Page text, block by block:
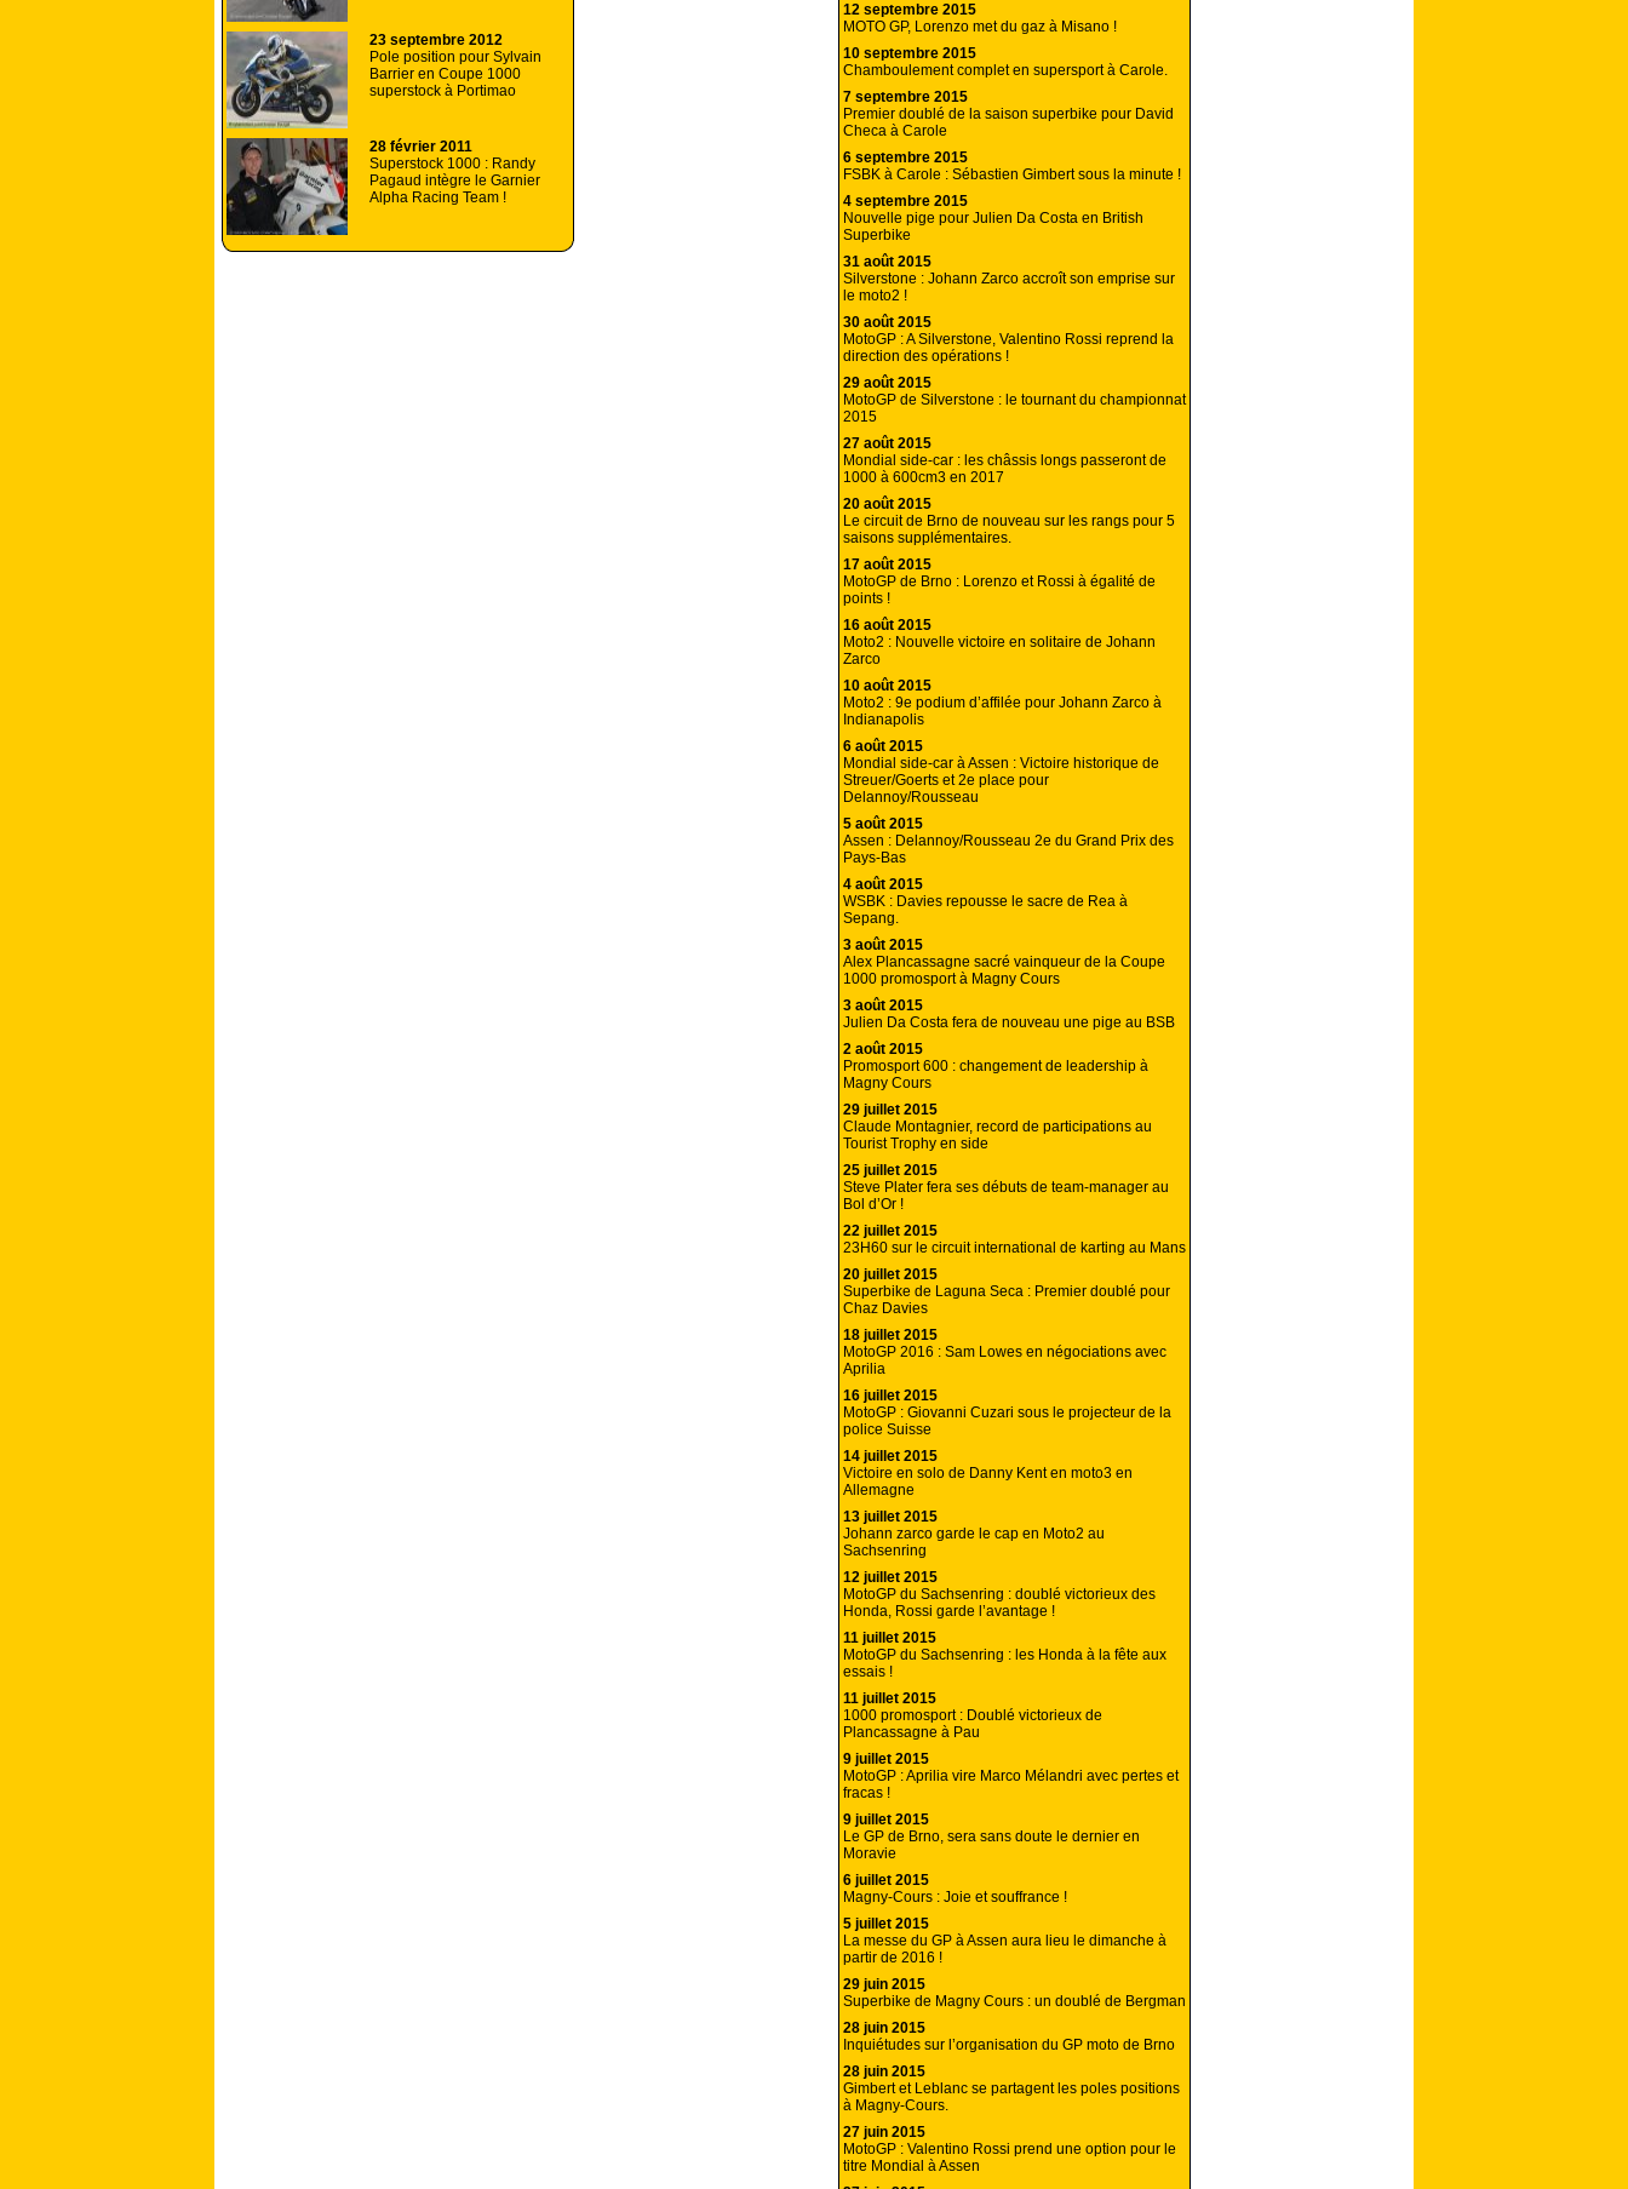
23 septembre 2012
Pole position pour Sylvain
Barrier en Coupe 1000
superstock à Portimao
28 février 2011
Superstock 1000 : Randy
Pagaud intègre le Garnier
Alpha Racing Team !
12 septembre 2015
MOTO GP, Lorenzo met du gaz à Misano !
10 septembre 2015
Chamboulement complet en supersport à Carole.
7 septembre 2015
Premier doublé de la saison superbike pour David
Checa à Carole
6 septembre 2015
FSBK à Carole : Sébastien Gimbert sous la minute !
4 septembre 2015
Nouvelle pige pour Julien Da Costa en British
Superbike
31 août 2015
Silverstone : Johann Zarco accroît son emprise sur
le moto2 !
30 août 2015
MotoGP : A Silverstone, Valentino Rossi reprend la
direction des opérations !
29 août 2015
MotoGP de Silverstone : le tournant du championnat
2015
27 août 2015
Mondial side-car : les châssis longs passeront de
1000 à 600cm3 en 2017
20 août 2015
Le circuit de Brno de nouveau sur les rangs pour 5
saisons supplémentaires.
17 août 2015
MotoGP de Brno : Lorenzo et Rossi à égalité de
points !
16 août 2015
Moto2 : Nouvelle victoire en solitaire de Johann
Zarco
10 août 2015
Moto2 : 9e podium d’affilée pour Johann Zarco à
Indianapolis
6 août 2015
Mondial side-car à Assen : Victoire historique de
Streuer/Goerts et 2e place pour
Delannoy/Rousseau
5 août 2015
Assen : Delannoy/Rousseau 2e du Grand Prix des
Pays-Bas
4 août 2015
WSBK : Davies repousse le sacre de Rea à
Sepang.
3 août 2015
Alex Plancassagne sacré vainqueur de la Coupe
1000 promosport à Magny Cours
3 août 2015
Julien Da Costa fera de nouveau une pige au BSB
2 août 2015
Promosport 600 : changement de leadership à
Magny Cours
29 juillet 2015
Claude Montagnier, record de participations au
Tourist Trophy en side
25 juillet 2015
Steve Plater fera ses débuts de team-manager au
Bol d’Or !
22 juillet 2015
23H60 sur le circuit international de karting au Mans
20 juillet 2015
Superbike de Laguna Seca : Premier doublé pour
Chaz Davies
18 juillet 2015
MotoGP 2016 : Sam Lowes en négociations avec
Aprilia
16 juillet 2015
MotoGP : Giovanni Cuzari sous le projecteur de la
police Suisse
14 juillet 2015
Victoire en solo de Danny Kent en moto3 en
Allemagne
13 juillet 2015
Johann zarco garde le cap en Moto2 au
Sachsenring
12 juillet 2015
MotoGP du Sachsenring : doublé victorieux des
Honda, Rossi garde l’avantage !
11 juillet 2015
MotoGP du Sachsenring : les Honda à la fête aux
essais !
11 juillet 2015
1000 promosport : Doublé victorieux de
Plancassagne à Pau
9 juillet 2015
MotoGP : Aprilia vire Marco Mélandri avec pertes et
fracas !
9 juillet 2015
Le GP de Brno, sera sans doute le dernier en
Moravie
6 juillet 2015
Magny-Cours : Joie et souffrance !
5 juillet 2015
La messe du GP à Assen aura lieu le dimanche à
partir de 2016 !
29 juin 2015
Superbike de Magny Cours : un doublé de Bergman
28 juin 2015
Inquiétudes sur l’organisation du GP moto de Brno
28 juin 2015
Gimbert et Leblanc se partagent les poles positions
à Magny-Cours.
27 juin 2015
MotoGP : Valentino Rossi prend une option pour le
titre Mondial à Assen